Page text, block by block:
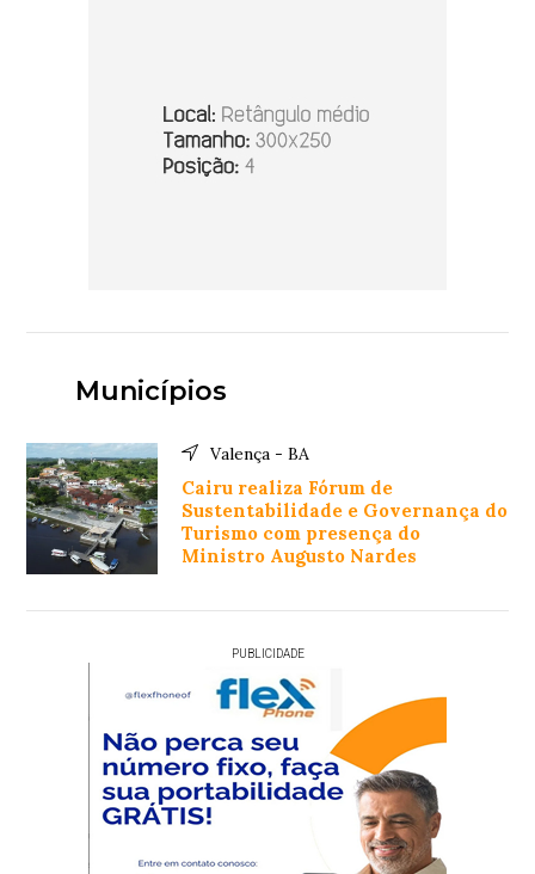
Municípios
Valença - BA
Cairu realiza Fórum de
Sustentabilidade e Governança do
Turismo com presença do
Ministro Augusto Nardes
PUBLICIDADE